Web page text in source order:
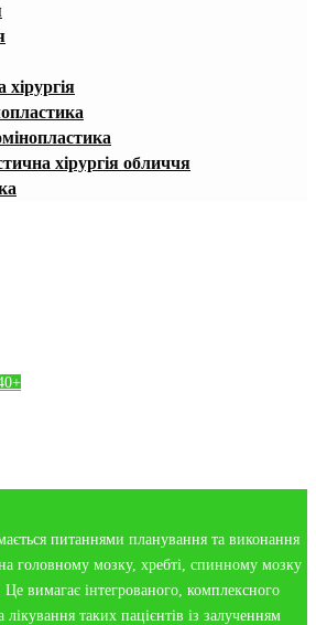
хірургія обличчя
питаннями планування та виконання
головному мозку, хребті, спинному мозку
вимагає інтегрованого, комплексного
лікування таких пацієнтів із залученням